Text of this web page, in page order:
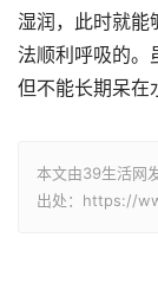
湿润，此时就能
法顺利呼吸的。
但不能长期呆在
本文由39生活网
出处：https://